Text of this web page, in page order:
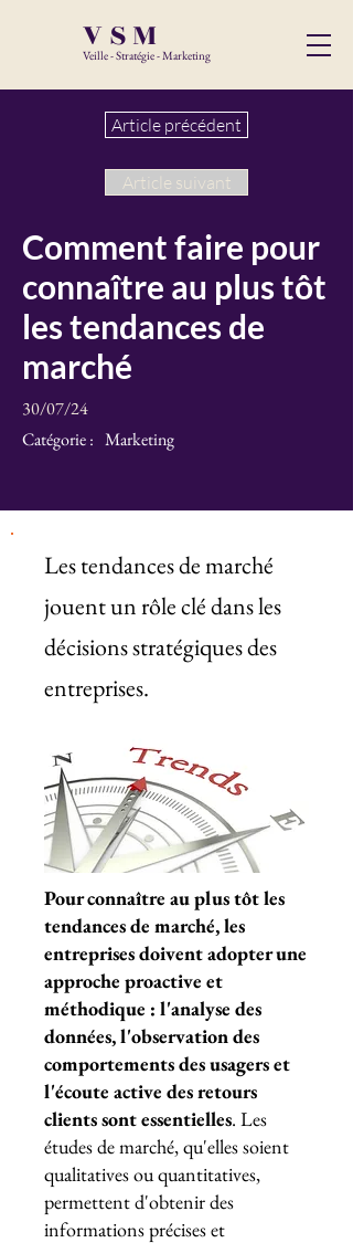
VSM
Veille - Stratégie - Marketing
Article précédent
Article suivant
Comment faire pour
connaître au plus tôt
les tendances de
marché
30/07/24
Catégorie : Marketing
Les tendances de marché
jouent un rôle clé dans les
décisions stratégiques des
entreprises.
Pour connaître au plus tôt les
tendances de marché, les
entreprises doivent adopter une
approche proactive et
méthodique : l'analyse des
données, l'observation des
comportements des usagers et
l'écoute active des retours
clients sont essentielles. Les
études de marché, qu'elles soient
qualitatives ou quantitatives,
permettent d'obtenir des
informations précises et